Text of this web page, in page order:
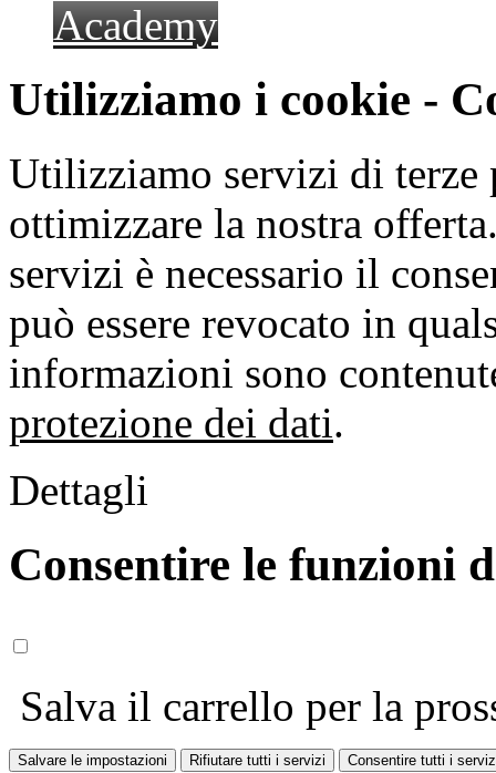
Academy
Utilizziamo i cookie -
Utilizziamo servizi di terze
ottimizzare la nostra
servizi è necessario il
può essere revocato in
informazioni sono
protezione dei dati.
Dettagli
Consentire le funzioni
Salva il carrello per la
Salvare le impostazioni Rifiutare tutti i servizi Consentire tutti i